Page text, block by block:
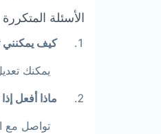
الأسئلة المتكررة
كيف يمكنني
يمكنك
ماذا أفعل
تواصل مع